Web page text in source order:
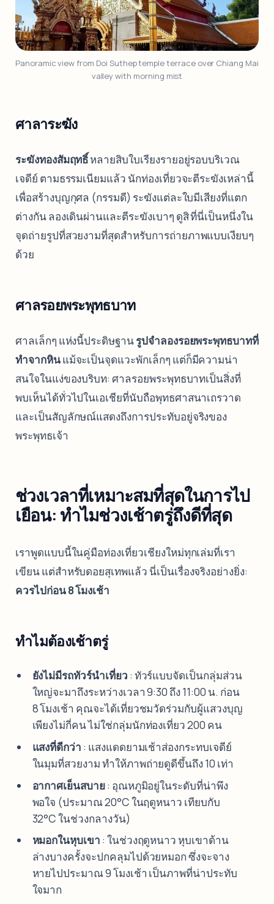
Panoramic view from Doi Suthep temple terrace over Chiang Mai
valley with morning mist
ศาลาระฆัง
ระฆังทองสัมฤทธิ์หลายสิบใบเรียงรายอยู่รอบบริเวณ
เจดีย์ ตามธรรมเนียมแล้ว นักท่องเที่ยวจะตีระฆังเหล่านี้
เพื่อสร้างบุญกุศล (กรรมดี) ระฆังแต่ละใบมีเสียงที่แตก
ต่างกัน ลองเดินผ่านและตีระฆังเบาๆ ดูสิ ที่นี่เป็นหนึ่งใน
จุดถ่ายรูปที่สวยงามที่สุดสำหรับการถ่ายภาพแบบเงียบๆ
ด้วย
ศาลรอยพระพุทธบาท
ศาลเล็กๆ แห่งนี้ประดิษฐานรูปจำลองรอยพระพุทธบาทที่
ทำจากหินแม้จะเป็นจุดแวะพักเล็กๆ แต่ก็มีความน่า
สนใจในแง่ของบริบท: ศาลรอยพระพุทธบาทเป็นสิ่งที่
พบเห็นได้ทั่วไปในเอเชียที่นับถือพุทธศาสนาเถรวาด
และเป็นสัญลักษณ์แสดงถึงการประทับอยู่จริงของ
พระพุทธเจ้า
ช่วงเวลาที่เหมาะสมที่สุดในการไป
เยือน: ทำไมช่วงเช้าตรู่ถึงดีที่สุด
เราพูดแบบนี้ในคู่มือท่องเที่ยวเชียงใหม่ทุกเล่มที่เรา
เขียน แต่สำหรับดอยสุเทพแล้ว นี่เป็นเรื่องจริงอย่างยิ่ง:
ควรไปก่อน 8 โมงเช้า
ทำไมต้องเช้าตรู่
ยังไม่มีรถทัวร์นำเที่ยว : ทัวร์แบบจัดเป็นกลุ่มส่วน
ใหญ่จะมาถึงระหว่างเวลา 9:30 ถึง 11:00 น. ก่อน
8 โมงเช้า คุณจะได้เที่ยวชมวัดร่วมกับผู้แสวงบุญ
เพียงไม่กี่คน ไม่ใช่กลุ่มนักท่องเที่ยว 200 คน
แสงที่ดีกว่า : แสงแดดยามเช้าส่องกระทบเจดีย์
ในมุมที่สวยงาม ทำให้ภาพถ่ายดูดีขึ้นถึง 10 เท่า
อากาศเย็นสบาย: อุณหภูมิอยู่ในระดับที่น่าพึง
พอใจ (ประมาณ 20°C ในฤดูหนาว เทียบกับ
32°C ในช่วงกลางวัน)
หมอกในหุบเขา : ในช่วงฤดูหนาว หุบเขาด้าน
ล่างบางครั้งจะปกคลุมไปด้วยหมอก ซึ่งจะจาง
หายไปประมาณ 9 โมงเช้า เป็นภาพที่น่าประทับ
ใจมาก